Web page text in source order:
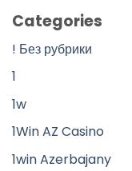
Categories
! Без рубрики
1
1w
1Win AZ Casino
1win Azerbajany